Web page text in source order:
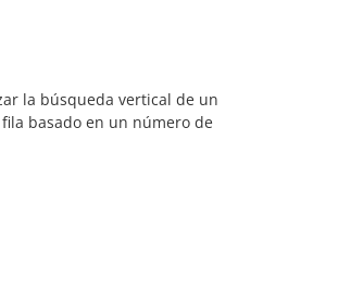
la búsqueda vertical de un
basado en un número de